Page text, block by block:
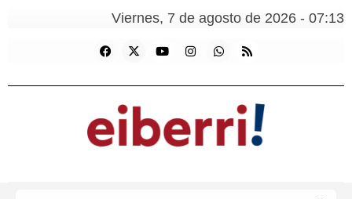
Viernes, 7 de agosto de 2026 - 07:13